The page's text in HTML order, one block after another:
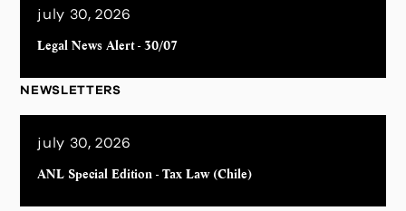
july 30, 2026
Legal News Alert - 30/07
NEWSLETTERS
july 30, 2026
ANL Special Edition - Tax Law (Chile)